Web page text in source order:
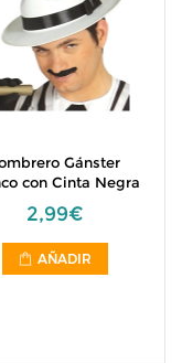
Gánster
con Cinta Negra
2,99€
AÑADIR